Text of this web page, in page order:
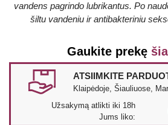
vandens pagrindo lubrikantus. Po
šiltu vandeniu ir antibakteriniu
Gaukite prekę
ATSIIMKITE
Klaipėdoje, Šiauliuose,
Užsakymą atlikti iki 18h
Jums liko: